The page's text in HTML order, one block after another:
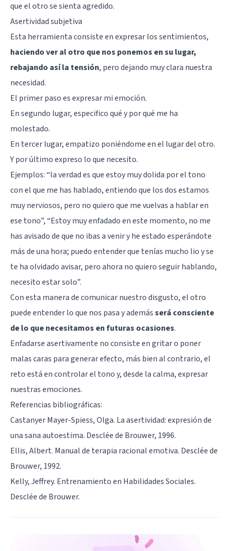
que el otro se sienta agredido.
Asertividad subjetiva
Esta herramienta consiste en expresar los sentimientos,
haciendo ver al otro que nos ponemos en su lugar,
rebajando así la tensión, pero dejando muy clara nuestra
necesidad.
El primer paso es expresar mi emoción.
En segundo lugar, especifico qué y por qué me ha
molestado.
En tercer lugar, empatizo poniéndome en el lugar del otro.
Y por último expreso lo que necesito.
Ejemplos: “la verdad es que estoy muy dolida por el tono
con el que me has hablado, entiendo que los dos estamos
muy nerviosos, pero no quiero que me vuelvas a hablar en
ese tono”, “Estoy muy enfadado en este momento, no me
has avisado de que no ibas a venir y he estado esperándote
más de una hora; puedo entender que tenías mucho lio y se
te ha olvidado avisar, pero ahora no quiero seguir hablando,
necesito estar solo”.
Con esta manera de comunicar nuestro disgusto, el otro
puede entender lo que nos pasa y ademásserá consciente
de lo que necesitamos en futuras ocasiones.
Enfadarse asertivamente no consiste en gritar o poner
malas caras para generar efecto, más bien al contrario, el
reto está en controlar el tono y, desde la calma, expresar
nuestras emociones.
Referencias bibliográficas:
Castanyer Mayer-Spiess, Olga. La asertividad: expresión de
una sana autoestima. Desclée de Brouwer, 1996.
Ellis, Albert. Manual de terapia racional emotiva. Desclée de
Brouwer, 1992.
Kelly, Jeffrey. Entrenamiento en Habilidades Sociales.
Desclée de Brouwer.